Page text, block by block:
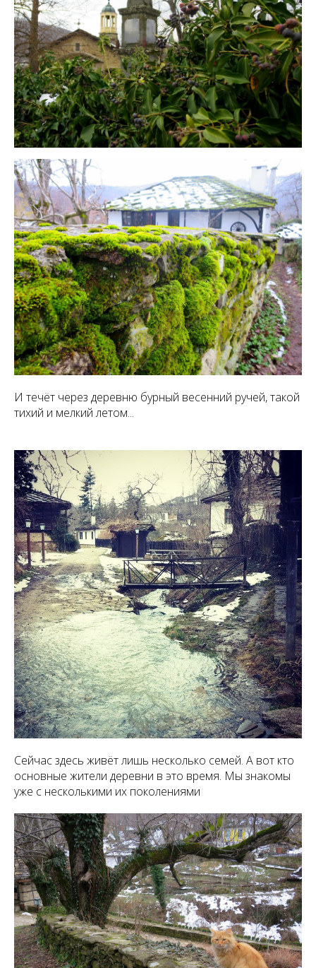
И течёт через деревню бурный весенний ручей, такой
тихий и мелкий летом...
Сейчас здесь живёт лишь несколько семей. А вот кто
основные жители деревни в это время. Мы знакомы
уже с несколькими их поколениями